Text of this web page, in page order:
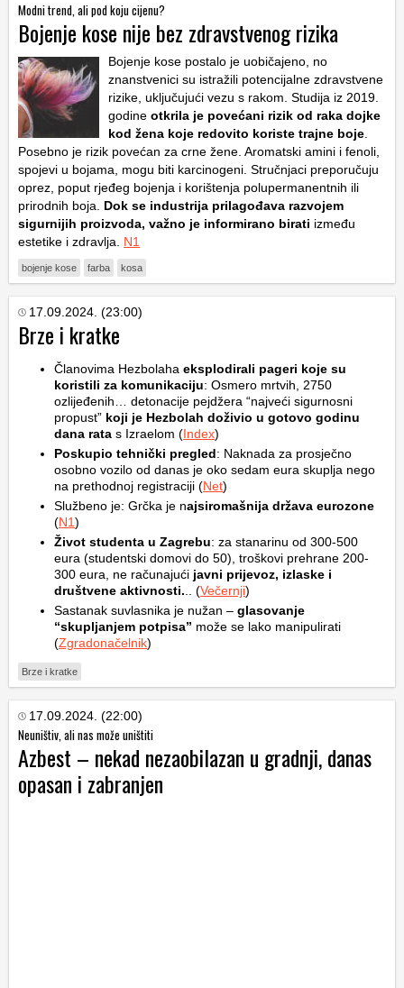
Modni trend, ali pod koju cijenu?
Bojenje kose nije bez zdravstvenog rizika
Bojenje kose postalo je uobičajeno, no
znanstvenici su istražili potencijalne zdravstvene
rizike, uključujući vezu s rakom. Studija iz 2019.
godine otkrila je povećani rizik od raka dojke
kod žena koje redovito koriste trajne boje
Posebno je rizik povećan za crne žene. Aromatski amini i fenoli,
spojevi u bojama, mogu biti karcinogeni. Stručnjaci preporučuju
oprez, poput rjeđeg bojenja i korištenja polupermanentnih ili
prirodnih boja. Dok se industrija prilagođava razvojem
sigurnijih proizvoda, važno je informirano birati između
estetike i zdravlja. N1
bojenje kose farba kosa
17.09.2024. (23:00)
Brze i kratke
Članovima Hezbolaha eksplodirali pageri koje su
koristili za komunikaciju: Osmero mrtvih, 2750
ozlijeđenih… detonacije pejdžera “najveći sigurnosni
propust” koji je Hezbolah doživio u gotovo godinu
dana rata s Izraelom (Index)
Poskupio tehnički pregled: Naknada za prosječno
osobno vozilo od danas je oko sedam eura skuplja nego
na prethodnoj registraciji (Net)
Službeno je: Grčka je najsiromašnija država eurozone
(N1)
Život studenta u Zagrebu: za stanarinu od 300-500
eura (studentski domovi do 50), troškovi prehrane 200-
300 eura, ne računajući javni prijevoz, izlaske i
društvene aktivnosti. .. (Večernji)
Sastanak suvlasnika je nužan – glasovanje
“skupljanjem potpisa” može se lako manipulirati
(Zgradonačelnik)
Brze i kratke
17.09.2024. (22:00)
Neuništiv, ali nas može uništiti
Azbest – nekad nezaobilazan u gradnji, danas
opasan i zabranjen